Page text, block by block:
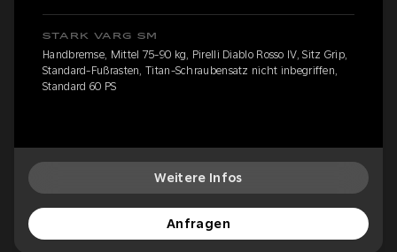
STARK VARG SM
Handbremse, Mittel 75-90 kg, Pirelli Diablo Rosso IV, Sitz Grip,
Standard-Fußrasten, Titan-Schraubensatz nicht inbegriffen,
Standard 60 PS
Weitere Infos
Anfragen